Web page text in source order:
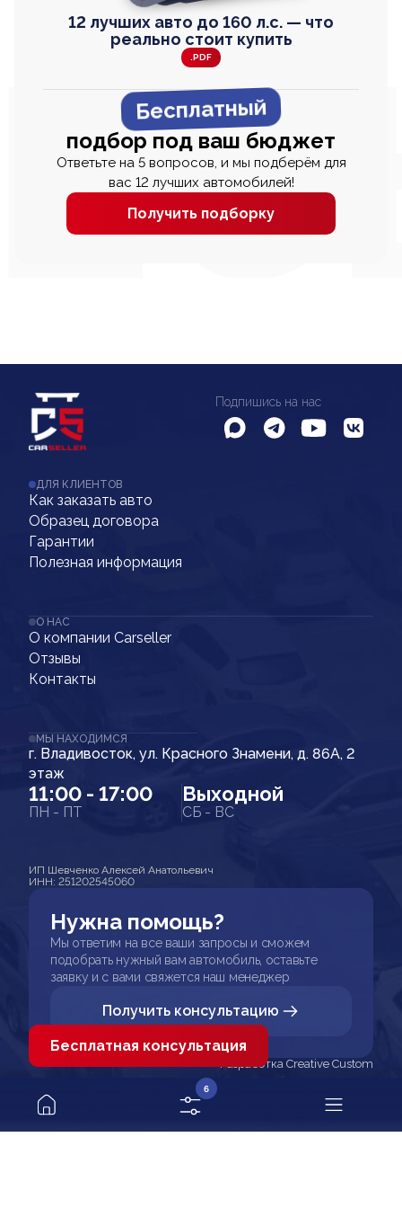
12 лучших авто до 160 л.с. — что
реально стоит купить
.PDF
Бесплатный
подбор под ваш бюджет
Ответьте на 5 вопросов, и мы подберём для
вас 12 лучших автомобилей!
Получить подборку
Подпишись на нас
ДЛЯ КЛИЕНТОВ
Как заказать авто
Образец договора
Гарантии
Полезная информация
О НАС
О компании Carseller
Отзывы
Контакты
МЫ НАХОДИМСЯ
г. Владивосток, ул. Красного Знамени, д. 86А, 2
этаж
11:00 - 17:00
ПН - ПТ
Выходной
СБ - ВС
ИП Шевченко Алексей Анатольевич
ИНН: 251202545060
Нужна помощь?
Мы ответим на все ваши запросы и сможем
подобрать нужный вам автомобиль, оставьте
заявку и с вами свяжется наш менеджер
Получить консультацию
Разработка Creative Custom
6
Бесплатная консультация